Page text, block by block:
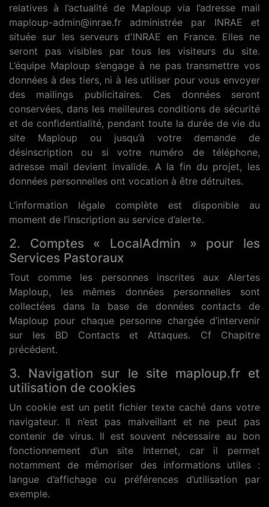
relatives à l’actualité de Maploup via l’adresse mail
maploup-admin@inrae.fr administrée par INRAE et
située sur les serveurs d'INRAE en France. Elles ne
seront pas visibles par tous les visiteurs du site.
L’équipe Maploup s’engage à ne pas transmettre vos
données à des tiers, ni à les utiliser pour vous envoyer
des mailings publicitaires. Ces données seront
conservées, dans les meilleures conditions de sécurité
et de confidentialité, pendant toute la durée de vie du
site Maploup ou jusqu’à votre demande de
désinscription ou si votre numéro de téléphone,
adresse mail devient invalide. A la fin du projet, les
données personnelles ont vocation à être détruites.
L’information légale complète est disponible au
moment de l’inscription au service d’alerte.
2. Comptes « LocalAdmin » pour les
Services Pastoraux
Tout comme les personnes inscrites aux Alertes
Maploup, les mêmes données personnelles sont
collectées dans la base de données contacts de
Maploup pour chaque personne chargée d’intervenir
sur les BD Contacts et Attaques. Cf Chapitre
précédent.
3. Navigation sur le site maploup.fr et
utilisation de cookies
Un cookie est un petit fichier texte caché dans votre
navigateur. Il n’est pas malveillant et ne peut pas
contenir de virus. Il est souvent nécessaire au bon
fonctionnement d’un site Internet, car il permet
notamment de mémoriser des informations utiles :
langue d’affichage ou préférences d’utilisation par
exemple.